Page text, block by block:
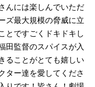
んには楽しんでいただ
ズ最大規模の脅威に立
とですごくドキドキし
田監督のスパイスが入
ることがとても嬉しい
ター達を愛してくださ